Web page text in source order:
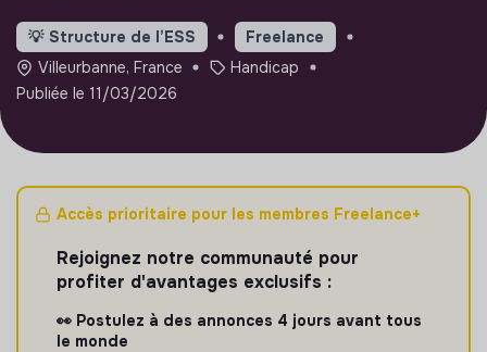
💡 Structure de l’ESS
Freelance
Villeurbanne, France
Handicap
Publiée le 11/03/2026
Accès prioritaire pour les membres Freelance+
Rejoignez notre communauté pour
profiter d'avantages exclusifs :
👀 Postulez à des annonces 4 jours avant tous
le monde